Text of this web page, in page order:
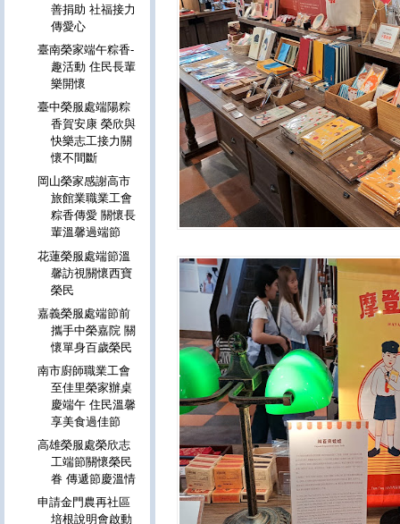
善捐助 社福接力
傳愛心
臺南榮家端午粽香-
趣活動 住民長輩
樂開懷
臺中榮服處端陽粽
香賀安康 榮欣與
快樂志工接力關
懷不間斷
岡山榮家感謝高市
旅館業職業工會
粽香傳愛 關懷長
輩溫馨過端節
花蓮榮服處端節溫
馨訪視關懷西寶
榮民
嘉義榮服處端節前
攜手中榮嘉院 關
懷單身百歲榮民
南市廚師職業工會
至佳里榮家辦桌
慶端午 住民溫馨
享美食過佳節
高雄榮服處榮欣志
工端節關懷榮民
眷 傳遞節慶溫情
申請金門農再社區
培根說明會啟動